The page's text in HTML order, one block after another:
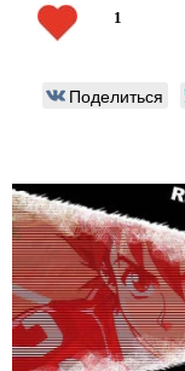
1
Поделиться